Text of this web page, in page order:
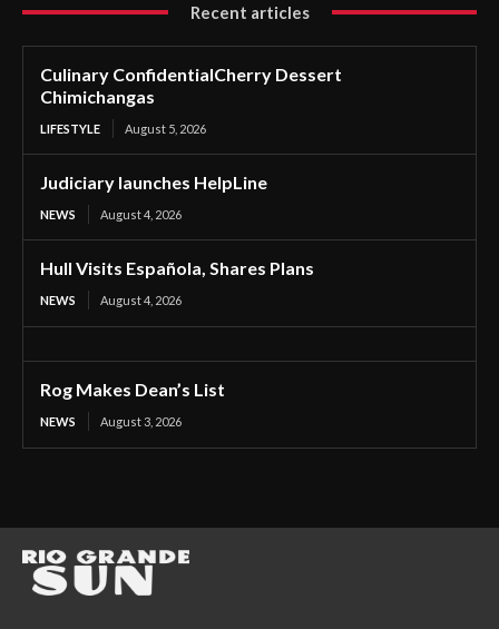
Recent articles
Culinary ConfidentialCherry Dessert
Chimichangas
LIFESTYLE August 5, 2026
Judiciary launches HelpLine
NEWS August 4, 2026
Hull Visits Española, Shares Plans
NEWS August 4, 2026
Rog Makes Dean’s List
NEWS August 3, 2026